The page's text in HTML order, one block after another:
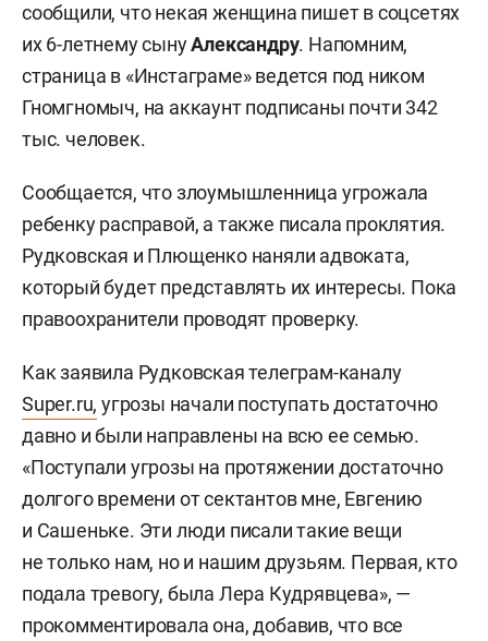
сообщили, что некая женщина пишет в соцсетях
их 6-летнему сынуАлександру. Напомним,
страница в «Инстаграме» ведется под ником
Гномгномыч, на аккаунт подписаны почти 342
тыс. человек.
Сообщается, что злоумышленница угрожала
ребенку расправой, а также писала проклятия.
Рудковская и Плющенко наняли адвоката,
который будет представлять их интересы. Пока
правоохранители проводят проверку.
Как заявила Рудковская телеграм-каналу
Super.ru, угрозы начали поступать достаточно
давно и были направлены на всю ее семью.
«Поступали угрозы на протяжении достаточно
долгого времени от сектантов мне, Евгению
и Сашеньке. Эти люди писали такие вещи
не только нам, но и нашим друзьям. Первая, кто
подала тревогу, была Лера Кудрявцева», —
прокомментировала она, добавив, что все